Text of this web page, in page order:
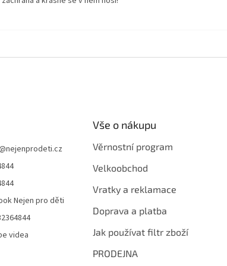
nejenprodeti.cz
Nejen pro děti
videa
Vše o nákupu
Věrnostní program
Velkoobchod
Vratky a reklamace
Doprava a platba
Jak používat filtr zboží
PRODEJNA